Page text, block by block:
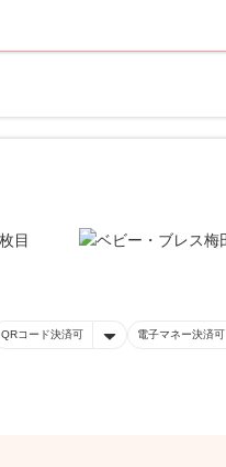
QRコード決済可 電子マネー決済可